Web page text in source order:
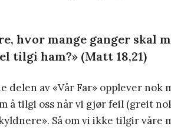
hvor mange ganger skal
tilgi ham?» (Matt 18,21)
delen av «Vår Far» opplever
å tilgi oss når vi gjør feil (greit
Så om vi ikke tilgir våre